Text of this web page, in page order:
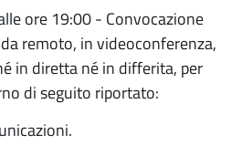
ore 19:00 - Convocazione
remoto, in videoconferenza,
in diretta né in differita, per
di seguito riportato: